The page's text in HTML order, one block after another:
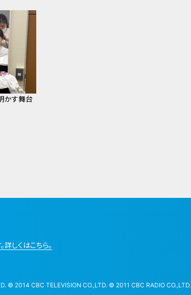
かす舞台
しくはこちら。
2014 CBC TELEVISION CO.,LTD. © 2011 CBC RADIO CO.,LTD.